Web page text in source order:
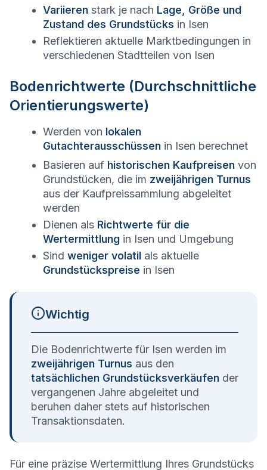
Variieren stark je nach Lage, Größe und
Zustand des Grundstücks in Isen
Reflektieren aktuelle Marktbedingungen in
verschiedenen Stadtteilen von Isen
Bodenrichtwerte (Durchschnittliche
Orientierungswerte)
Werden von lokalen
Gutachterausschüssen in Isen berechnet
Basieren auf historischen Kaufpreisen von
Grundstücken, die im zweijährigen Turnus
aus der Kaufpreissammlung abgeleitet
werden
Dienen als Richtwerte für die
Wertermittlung in Isen und Umgebung
Sind weniger volatil als aktuelle
Grundstückspreise in Isen
Wichtig
Die Bodenrichtwerte für Isen werden im
zweijährigen Turnus aus den
tatsächlichen Grundstücksverkäufen der
vergangenen Jahre abgeleitet und
beruhen daher stets auf historischen
Transaktionsdaten.
Für eine präzise Wertermittlung Ihres Grundstücks